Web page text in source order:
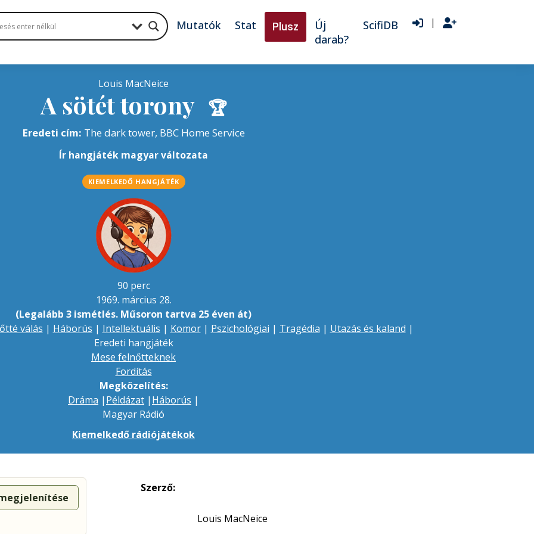
Mutatók Stat Plusz
Új
darab?
ScifiDB |
Louis MacNeice
A sötét torony 🏆
Eredeti cím: The dark tower, BBC Home Service
Ír hangjáték magyar változata
KIEMELKEDŐ HANGJÁTÉK
90 perc
1969. március 28.
(Legalább 3 ismétlés. Műsoron tartva 25 éven át)
válás | Háborús | Intellektuális | Komor| Pszichológiai | Tragédia | Utazás és kaland |
Eredeti hangjáték
Mese felnőtteknek
Fordítás
Megközelítés:
Dráma | Példázat | Háborús |
Magyar Rádió
Kiemelkedő rádiójátékok
Szerző:
Louis MacNeice